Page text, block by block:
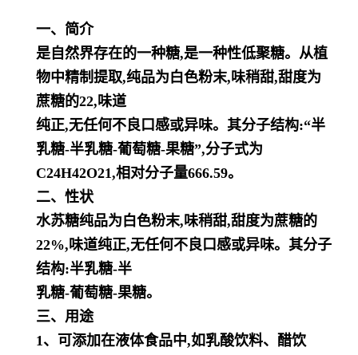
一、简介
是自然界存在的一种糖,是一种性低聚糖。从植
物中精制提取,纯品为白色粉末,味稍甜,甜度为
蔗糖的22,味道
纯正,无任何不良口感或异味。其分子结构:“半
乳糖-半乳糖-葡萄糖-果糖”,分子式为
C24H42O21,相对分子量666.59。
二、性状
水苏糖纯品为白色粉末,味稍甜,甜度为蔗糖的
22%,味道纯正,无任何不良口感或异味。其分子
结构:半乳糖-半
乳糖-葡萄糖-果糖。
三、用途
1、可添加在液体食品中,如乳酸饮料、醋饮